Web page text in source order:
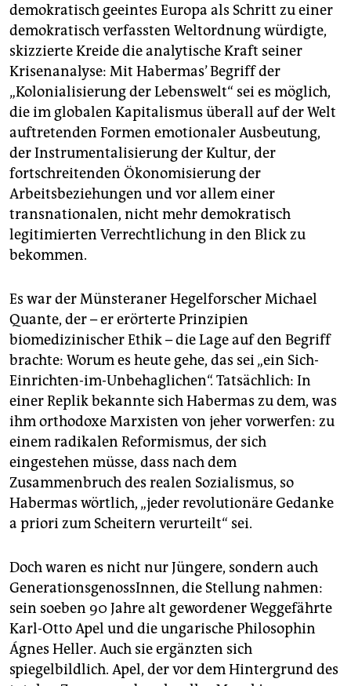
demokratisch geeintes Europa als Schritt zu einer
demokratisch verfassten Weltordnung würdigte,
skizzierte Kreide die analytische Kraft seiner
Krisenanalyse: Mit Habermas’ Begriff der
„Kolonialisierung der Lebenswelt“ sei es möglich,
die im globalen Kapitalismus überall auf der Welt
auftretenden Formen emotionaler Ausbeutung,
der Instrumentalisierung der Kultur, der
fortschreitenden Ökonomisierung der
Arbeitsbeziehungen und vor allem einer
transnationalen, nicht mehr demokratisch
legitimierten Verrechtlichung in den Blick zu
bekommen.
Es war der Münsteraner Hegelforscher Michael
Quante, der – er erörterte Prinzipien
biomedizinischer Ethik – die Lage auf den Begriff
brachte: Worum es heute gehe, das sei „ein Sich-
Einrichten-im-Unbehaglichen“. Tatsächlich: In
einer Replik bekannte sich Habermas zu dem, was
ihm orthodoxe Marxisten von jeher vorwerfen: zu
einem radikalen Reformismus, der sich
eingestehen müsse, dass nach dem
Zusammenbruch des realen Sozialismus, so
Habermas wörtlich, „jeder revolutionäre Gedanke
a priori zum Scheitern verurteilt“ sei.
Doch waren es nicht nur Jüngere, sondern auch
GenerationsgenossInnen, die Stellung nahmen:
sein soeben 90 Jahre alt gewordener Weggefährte
Karl-Otto Apel und die ungarische Philosophin
Ágnes Heller. Auch sie ergänzten sich
spiegelbildlich. Apel, der vor dem Hintergrund des